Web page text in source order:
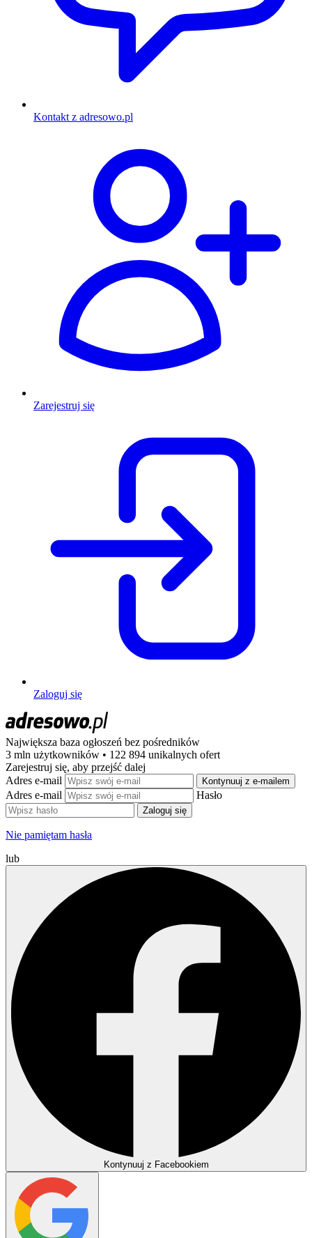
Kontakt z adresowo.pl
Zarejestruj się
Zaloguj się
Największa baza ogłoszeń bez pośredników
3 mln użytkowników • 122 894 unikalnych ofert
Zarejestruj się, aby przejść dalej
Adres e-mail
Kontynuuj z e-mailem
Adres e-mail Hasło
Zaloguj się
Nie pamiętam hasła
lub
Kontynuuj z Facebookiem